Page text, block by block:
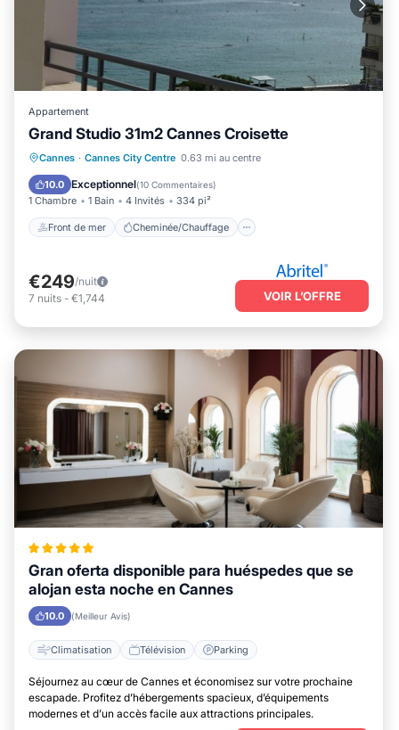
Appartement
Grand Studio 31m2 Cannes Croisette
Cannes · Cannes City Centre 0.63 mi au centre
10.0 Exceptionnel(10 Commentaires)
1 Chambre 1 Bain 4 Invités 334 pi²
Front de mer Cheminée/Chauffage
Front de mer
Cheminée/Chauffage
Vue sur l’océan
Balcon/Terrasse
€249/nuit
7 nuits - €1,744 VOIR L’OFFRE
Gran oferta disponible para huéspedes que se
alojan esta noche en Cannes
10.0 (Meilleur Avis)
Climatisation Télévision Parking
Séjournez au cœur de Cannes et économisez sur votre prochaine
escapade. Profitez d’hébergements spacieux, d’équipements
modernes et d’un accès facile aux attractions principales.